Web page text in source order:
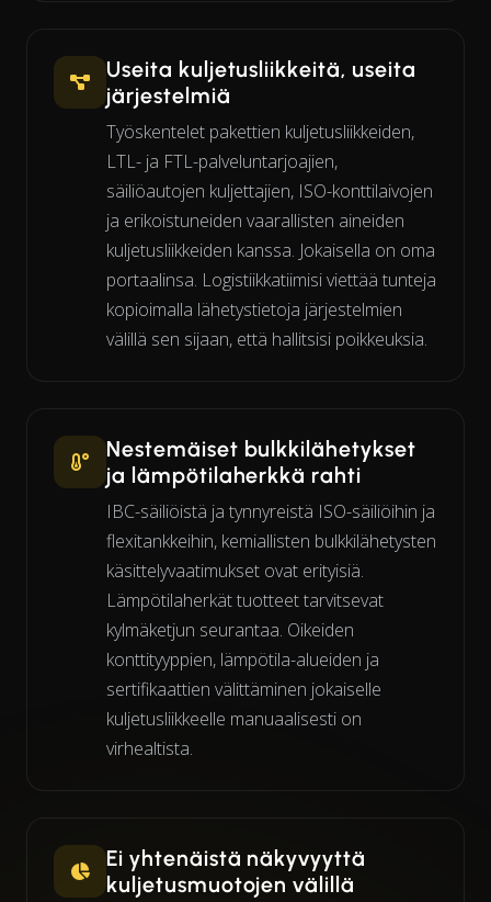
Useita kuljetusliikkeitä, useita
järjestelmiä
Työskentelet pakettien kuljetusliikkeiden,
LTL- ja FTL-palveluntarjoajien,
säiliöautojen kuljettajien, ISO-konttilaivojen
ja erikoistuneiden vaarallisten aineiden
kuljetusliikkeiden kanssa. Jokaisella on oma
portaalinsa. Logistiikkatiimisi viettää tunteja
kopioimalla lähetystietoja järjestelmien
välillä sen sijaan, että hallitsisi poikkeuksia.
Nestemäiset bulkkilähetykset
ja lämpötilaherkkä rahti
IBC-säiliöistä ja tynnyreistä ISO-säiliöihin ja
flexitankkeihin, kemiallisten bulkkilähetysten
käsittelyvaatimukset ovat erityisiä.
Lämpötilaherkät tuotteet tarvitsevat
kylmäketjun seurantaa. Oikeiden
konttityyppien, lämpötila-alueiden ja
sertifikaattien välittäminen jokaiselle
kuljetusliikkeelle manuaalisesti on
virhealtista.
Ei yhtenäistä näkyvyyttä
kuljetusmuotojen välillä